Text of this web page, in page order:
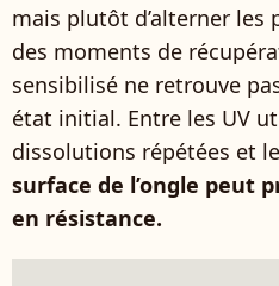
mais plutôt d’alterner les
des moments de
sensibilisé ne retrouve
état initial. Entre les UV
dissolutions répétées et
surface de l’ongle peut
en résistance.